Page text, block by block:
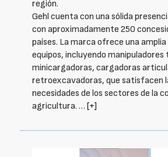
región.
Gehl cuenta con una sólida
con aproximadamente 250
países. La marca ofrece una
equipos, incluyendo manipuladores
minicargadoras, cargadoras
retroexcavadoras, que satisfacen
necesidades de los sectores de la
agricultura. … [+]